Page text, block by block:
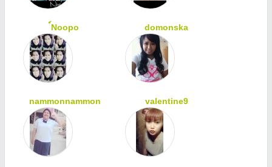
์Noopo domonska
nammonnammon valentine9